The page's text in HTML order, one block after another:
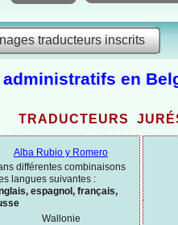
TRADUCTEURS
Alba Rubio y Romero
différentes combinaisons
langues suivantes :
espagnol, français,
Wallonie
traducteurs inscrits
en